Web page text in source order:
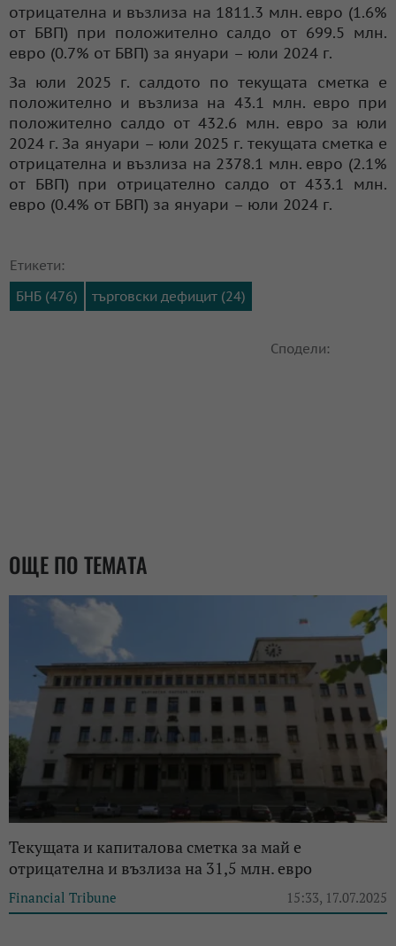
отрицателна и възлиза на 1811.3 млн. евро (1.6%
от БВП) при положително салдо от 699.5 млн.
евро (0.7% от БВП) за януари – юли 2024 г.
За юли 2025 г. салдото по текущата сметка е
положително и възлиза на 43.1 млн. евро при
положително салдо от 432.6 млн. евро за юли
2024 г. За януари – юли 2025 г. текущата сметка е
отрицателна и възлиза на 2378.1 млн. евро (2.1%
от БВП) при отрицателно салдо от 433.1 млн.
евро (0.4% от БВП) за януари – юли 2024 г.
Етикети:
БНБ (476)
търговски дефицит (24)
Сподели:
ОЩЕ ПО ТЕМАТА
Текущата и капиталова сметка за май е
отрицателна и възлиза на 31,5 млн. евро
Financial Tribune 15:33, 17.07.2025